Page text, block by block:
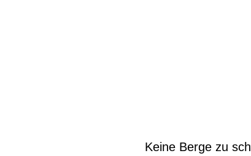
Keine Berge zu